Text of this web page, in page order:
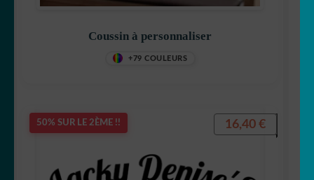
Coussin à personnaliser
+79 COULEURS
50% SUR LE 2ÈME !! 16,40 €